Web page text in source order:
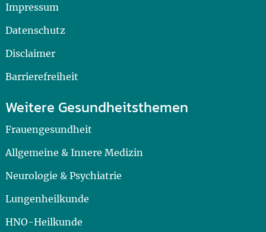
Impressum
Datenschutz
Disclaimer
Barrierefreiheit
Weitere Gesundheitsthemen
Frauengesundheit
Allgemeine & Innere Medizin
Neurologie & Psychiatrie
Lungenheilkunde
HNO-Heilkunde